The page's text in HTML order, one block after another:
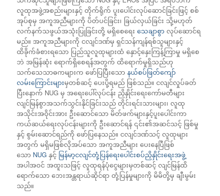
လူထုအဖွဲ့အစည်းများနှင့် တိုက်ရိုက် ပူးပေါင်းလုပ်ဆောင်ခြင်းဖြင့် စစ်
အုပ်စုမှ အကူအညီများကို ပိတ်ပင်ခြင်း၊ ခြယ်လှယ်ခြင်း သို့မဟုတ်
လက်နက်သဖွယ်အသုံးပြုခြင်းတို့ မရှိစေရေး သေချာစွာလုပ်ဆောင်ရ
မည်။ အကူအညီများကို ငလျင်ဒဏ်မှ ရှင်သန်ကျန်ရစ်သူများနှင့်
ထိခိုက်ခံစားရသော ပြည်သူလူထုများထံ နှောင့်နှေးကြန့်ကြာမှု မရှိစေ
ဘဲ အမြန်ဆုံး ရောက်ရှိစေရန်အတွက် ထိရောက်မှုရှိသည်ဟု
သက်သေသာဓကများက ဖော်ပြပြီးသော နယ်စပ်ဖြတ်ကျော်
လမ်းကြောင်းများမှတစ်ဆင့် ပေးပို့ရမည် ဖြစ်သည်။ ငလျင်လှုပ်ခတ်
ပြီးနောက် NUG မှ အရေးပေါ်လုပ်ငန်း ညှိနှိုင်းရေးကော်မတီများ
လျင်မြန်စွာအသက်သွင်းနိုင်ခြင်းသည် တိုင်းရင်းသားများ၊ လူထု
အသိုင်းအဝိုင်းအား ဦးဆောင်သော မိတ်ဖက်များနှင့်ပူးပေါင်းကာ
ကယ်ဆယ်ရေးလုပ်ငန်းများကို ဦးဆောင်ရန် ၎င်း၏အဆင်သင့် ဖြစ်မှု
နှင့် စွမ်းဆောင်ရည်ကို ဖော်ပြနေသည်။ ငလျင်ဒဏ်သင့် လူထုများ
အတွက် မရှိမဖြစ်လိုအပ်သော အကူအညီများ ပေးနေပြီဖြစ်
သော NUGနှင့် မြန်မာ့ငလျင်တုံ့ပြန်ရေးပေါင်းစပ်ညှိနှိုင်းရေးအဖွဲ့
အပါအဝင် အထူးသဖြင့် လူထုရန်ပုံငွေများမှတစ်ဆင့် လျင်မြန်ထိ
ရောက်သော ဘေးအန္တရာယ်ဆိုင်ရာ တုံ့ပြန်မှုများကို မိမိတို့မှ ချီးမွမ်း
သည်။